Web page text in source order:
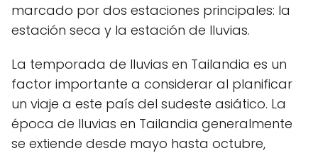
marcado por dos estaciones principales: la
estación seca y la estación de lluvias.
La temporada de lluvias en Tailandia es un
factor importante a considerar al planificar
un viaje a este país del sudeste asiático. La
época de lluvias en Tailandia generalmente
se extiende desde mayo hasta octubre,